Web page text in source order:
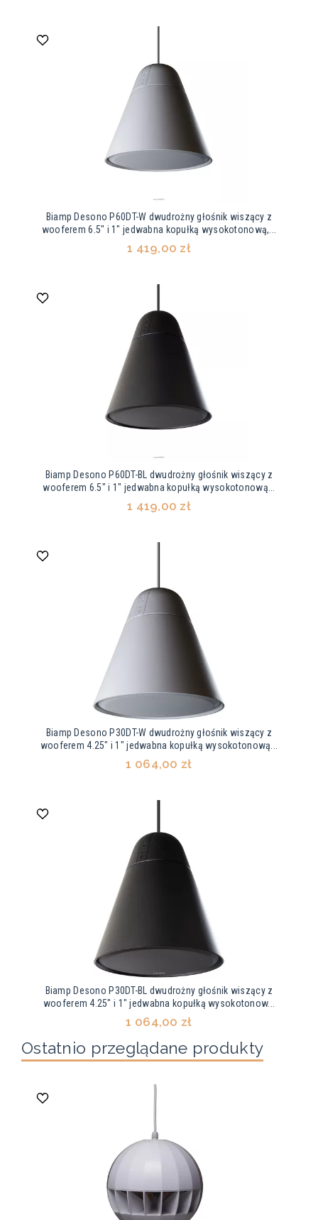
Biamp Desono P60DT-W dwudrożny głośnik wiszący z
wooferem 6.5" i 1" jedwabna kopułką wysokotonową,...
1 419,00 zł
Biamp Desono P60DT-BL dwudrożny głośnik wiszący z
wooferem 6.5" i 1" jedwabna kopułką wysokotonową...
1 419,00 zł
Biamp Desono P30DT-W dwudrożny głośnik wiszący z
wooferem 4.25" i 1" jedwabna kopułką wysokotonową...
1 064,00 zł
Biamp Desono P30DT-BL dwudrożny głośnik wiszący z
wooferem 4.25" i 1" jedwabna kopułką wysokotonow...
1 064,00 zł
Ostatnio przeglądane produkty